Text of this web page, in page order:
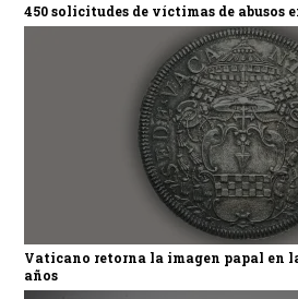
450 solicitudes de víctimas de abusos
Vaticano retorna la imagen papal en
años